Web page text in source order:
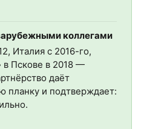
коллегами
Италия с 2016-го,
Пскове в 2018 —
даёт
планку и подтверждает: